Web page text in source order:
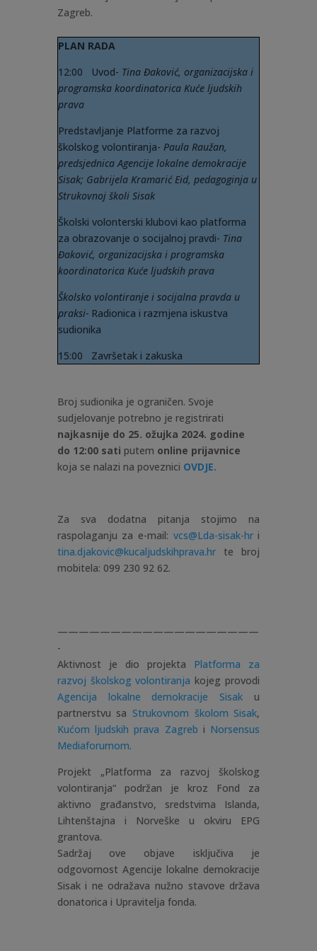
Zagreb.
PLAN RADA
12:00 Uvod- Tina Đaković, organizacijska i
programska koordinatorica Kuće ljudskih
prava
Predstavljanje Platforme za razvoj
školskog volontiranja- Paula Raužan,
predsjednica Agencije lokalne demokracije
Sisak; Gabrijela Kramarić Eid, pedagoginja u
Strukovnoj školi Sisak
Školski volonterski klubovi kao platforma
za obrazovanje o socijalnoj pravdi- Tina
Đaković, organizacijska i programska
koordinatorica Kuće ljudskih prava
Školsko volontiranje i socijalna pravda u
praksi- Radionica i razmjena iskustva
sudionika
15:00 Završetak i zakuska
Broj sudionika je ograničen. Svoje
sudjelovanje potrebno je registrirati
najkasnije do 25. ožujka 2024. godine
do 12:00 sati putem online prijavnice
koja se nalazi na poveznici OVDJE.
Za sva dodatna pitanja stojimo na
raspolaganju za e-mail: vcs@Lda-sisak-hri
tina.djakovic@kucaljudskihprava.hrte broj
mobitela: 099 230 92 62.
———————————————————
-
Aktivnost je dio projekta Platforma za
razvoj školskog volontiranja kojeg provodi
Agencija lokalne demokracije Sisak u
partnerstvu sa Strukovnom školom Sisak,
Kućom ljudskih prava Zagreb i Norsensus
Mediaforumom.
Projekt „Platforma za razvoj školskog
volontiranja“ podržan je kroz Fond za
aktivno građanstvo, sredstvima Islanda,
Lihtenštajna i Norveške u okviru EPG
grantova.
Sadržaj ove objave isključiva je
odgovornost Agencije lokalne demokracije
Sisak i ne odražava nužno stavove država
donatorica i Upravitelja fonda.